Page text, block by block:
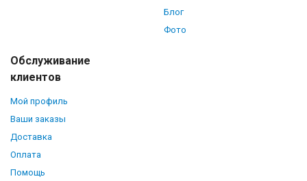
Блог
Фото
Обслуживание
клиентов
Мой профиль
Ваши заказы
Доставка
Оплата
Помощь